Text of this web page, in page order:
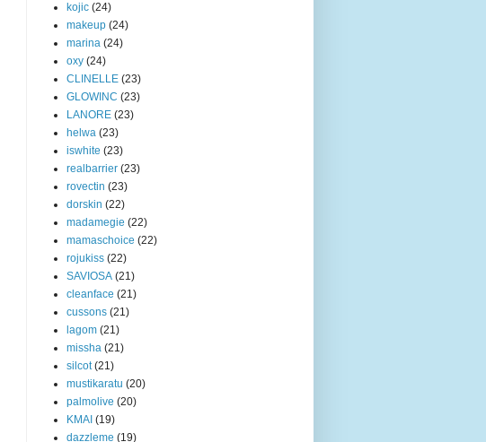
kojic (24)
makeup (24)
marina (24)
oxy (24)
CLINELLE (23)
GLOWINC (23)
LANORE (23)
helwa (23)
iswhite (23)
realbarrier (23)
rovectin (23)
dorskin (22)
madamegie (22)
mamaschoice (22)
rojukiss (22)
SAVIOSA (21)
cleanface (21)
cussons (21)
lagom (21)
missha (21)
silcot (21)
mustikaratu (20)
palmolive (20)
KMAI (19)
dazzleme (19)